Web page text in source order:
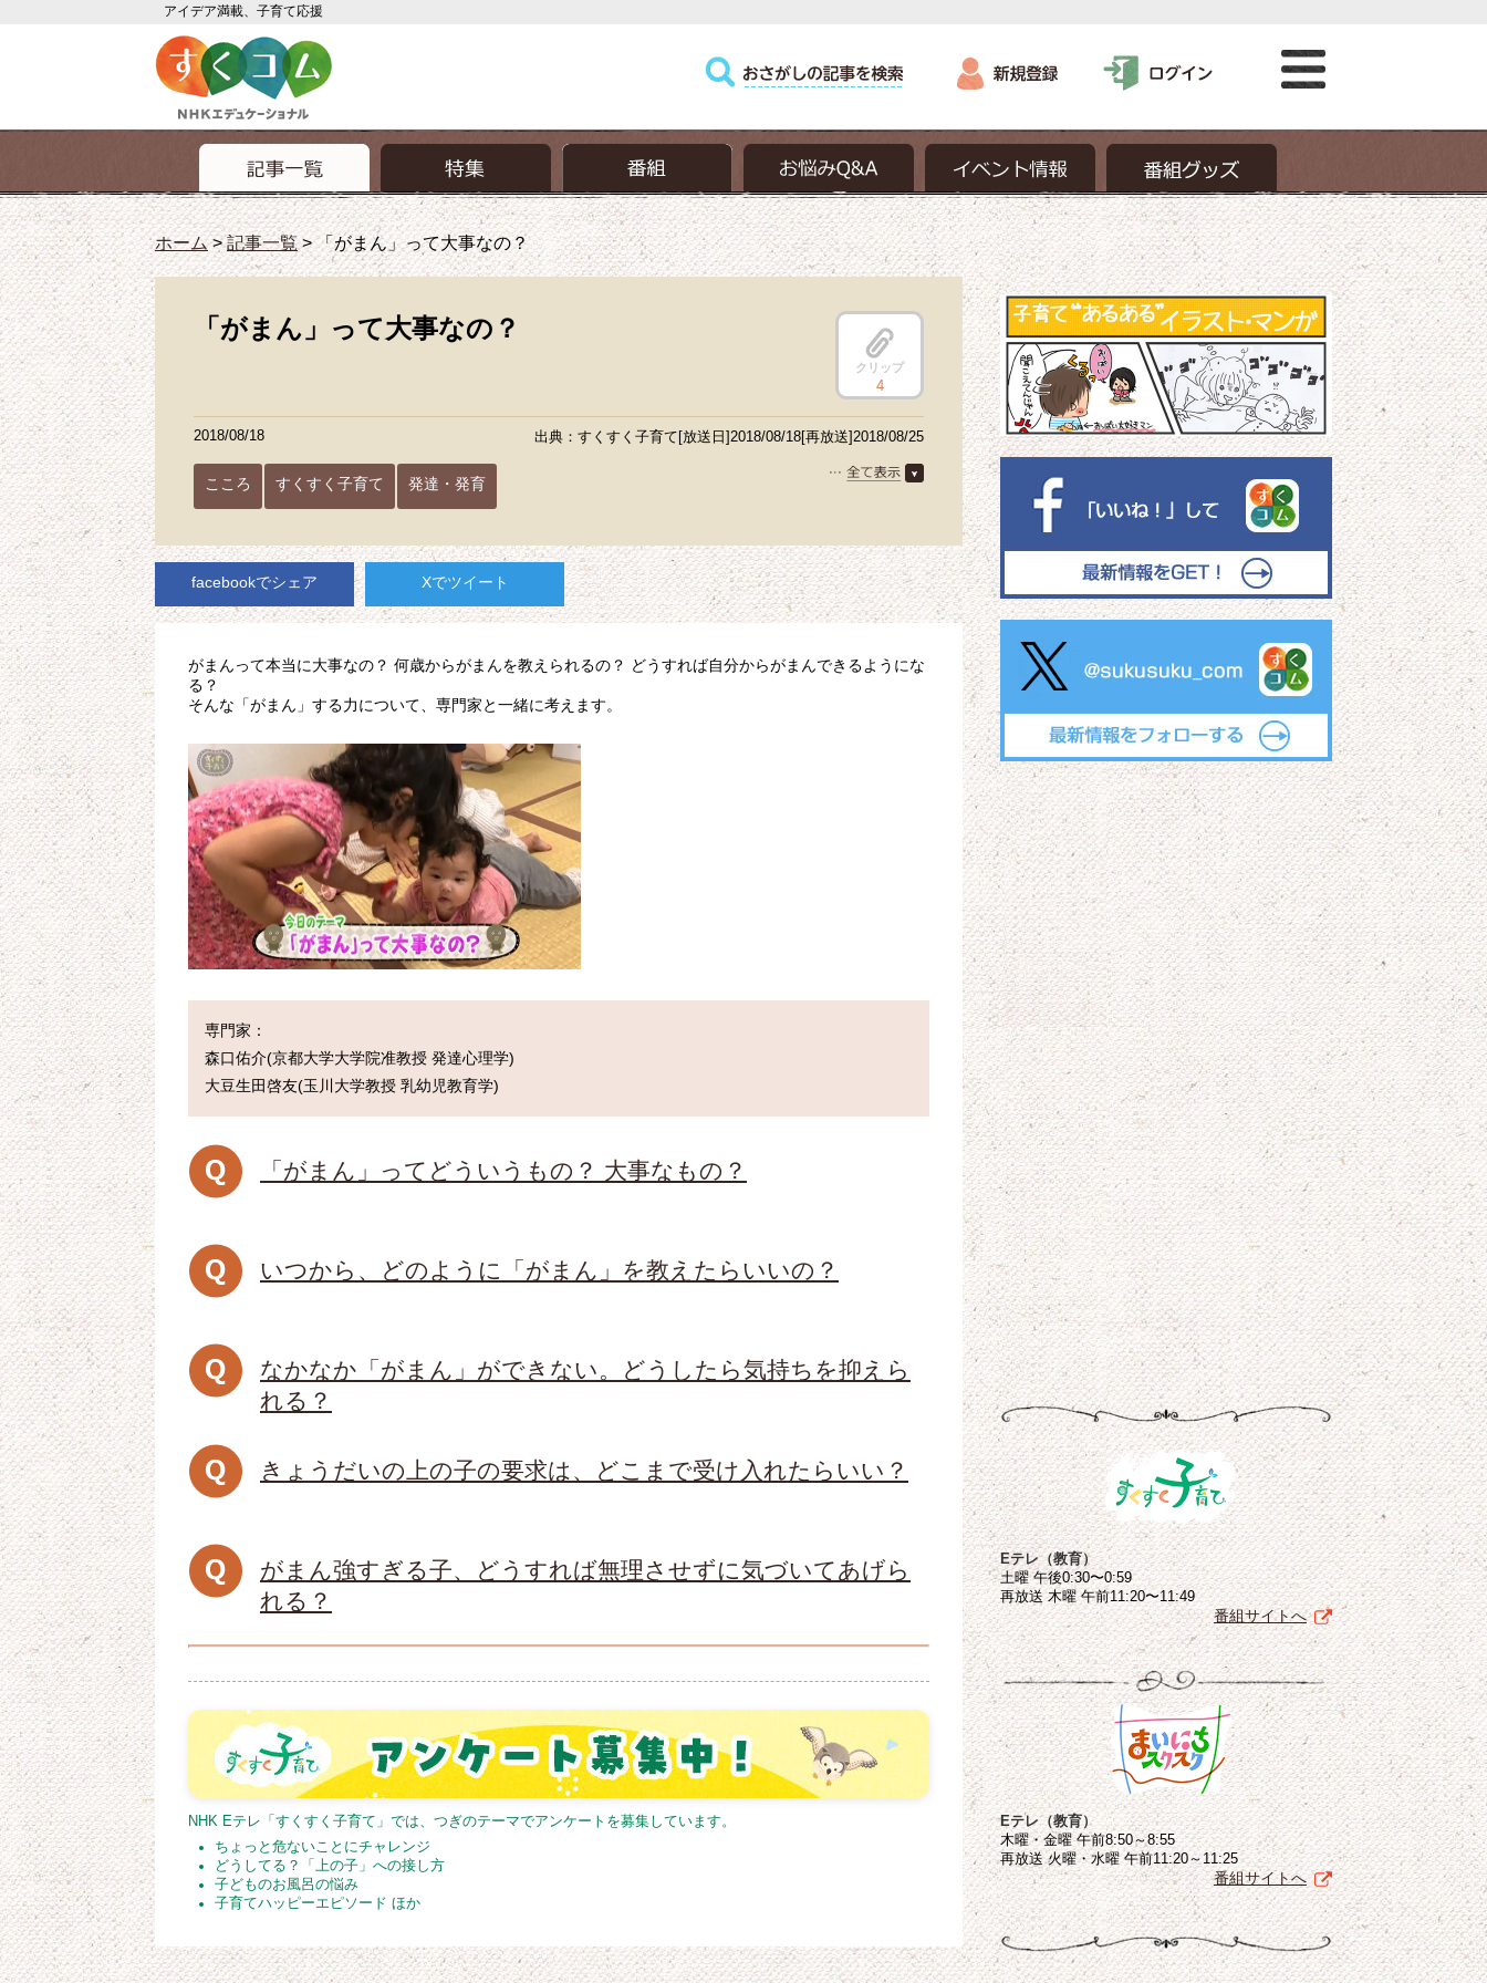
アイデア満載、子育て応援
ホーム>記事一覧>「がまん」って大事なの？
「がまん」って大事なの？
クリップ
4
2018/08/18 出典：すくすく子育て[放送日]2018/08/18[再放送]2018/08/25
こころ すくすく子育て 発達・発育
facebookでシェア Xでツイート
がまんって本当に大事なの？ 何歳からがまんを教えられるの？ どうすれば自分からがまんできるようにな
る？
そんな「がまん」する力について、専門家と一緒に考えます。
専門家：
森口佑介(京都大学大学院准教授 発達心理学)
「がまん」ってどういうもの？ 大事なもの？
いつから、どのように「がまん」を教えたらいいの？
なかなか「がまん」ができない。どうしたら気持ちを抑えら
れる？
きょうだいの上の子の要求は、どこまで受け入れたらいい？
がまん強すぎる子、どうすれば無理させずに気づいてあげら
れる？
NHK Eテレ「すくすく子育て」では、つぎのテーマでアンケートを募集しています。
ちょっと危ないことにチャレンジ
どうしてる？「上の子」への接し方
子どものお風呂の悩み
子育てハッピーエピソード ほか
Eテレ（教育）
土曜 午後0:30〜0:59
再放送 木曜 午前11:20〜11:49
番組サイトへ
Eテレ（教育）
木曜・金曜 午前8:50～8:55
再放送 火曜・水曜 午前11:20～11:25
番組サイトへ